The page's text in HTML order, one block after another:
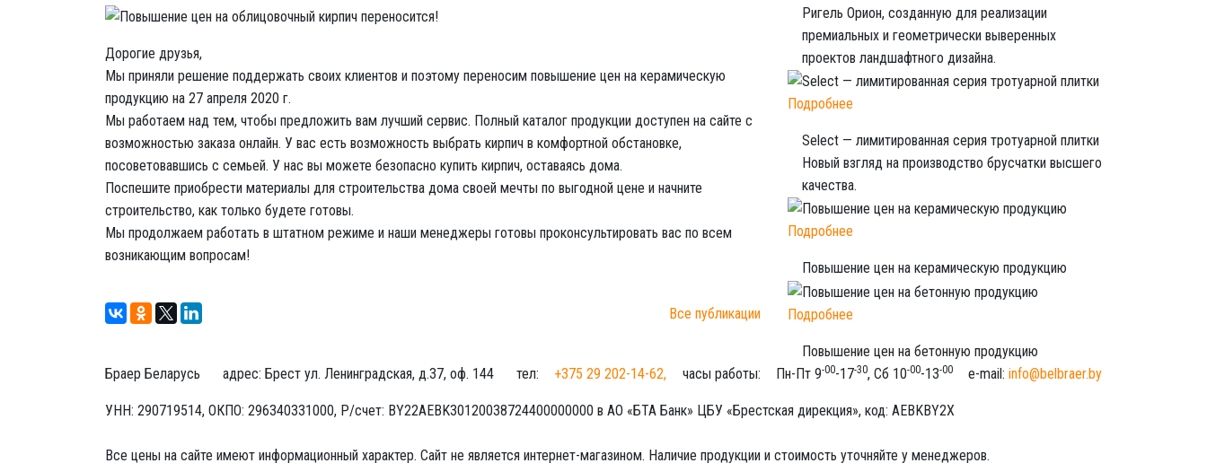
Дорогие друзья,
Мы приняли решение поддержать своих клиентов и поэтому переносим повышение цен на керамическую
продукцию на 27 апреля 2020 г.
Мы работаем над тем, чтобы предложить вам лучший сервис. Полный каталог продукции доступен на сайте с
возможностью заказа онлайн. У вас есть возможность выбрать кирпич в комфортной обстановке,
посоветовавшись с семьей. У нас вы можете безопасно купить кирпич, оставаясь дома.
Поспешите приобрести материалы для строительства дома своей мечты по выгодной цене и начните
строительство, как только будете готовы.
Мы продолжаем работать в штатном режиме и наши менеджеры готовы проконсультировать вас по всем
возникающим вопросам!
Все публикации
Ригель Орион, созданную для реализации
премиальных и геометрически выверенных
проектов ландшафтного дизайна.
Подробнее
Select — лимитированная серия тротуарной плитки
Новый взгляд на производство брусчатки высшего
качества.
Подробнее
Повышение цен на керамическую продукцию
Подробнее
Повышение цен на бетонную продукцию
Браер Беларусь
адрес: Брест ул. Ленинградская, д.37, оф. 144 тел: +375 29 202-14-62, часы работы: Пн-Пт 9-00-17-30, Сб 10-00-13-00 e-mail: info@belbraer.by
УНН: 290719514, ОКПО: 296340331000, Р/счет: BY22AEBK30120038724400000000 в АО «БТА Банк» ЦБУ «Брестская дирекция», код: AEBKBY2X
Все цены на сайте имеют информационный характер. Сайт не является интернет-магазином. Наличие продукции и стоимость уточняйте у менеджеров.